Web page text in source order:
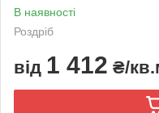
В наявності
Роздріб
від 1 412 ₴/